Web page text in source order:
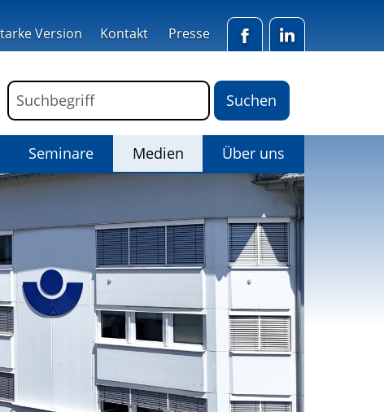
Version Kontakt Presse FacebookLinkedIn
Formular für die Volltextsuche
Suchbegriff
Seminare Medien(Aktiv)Über uns